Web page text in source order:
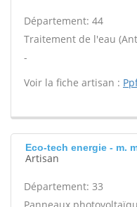
Département: 44
Traitement de l'eau
-
Voir la fiche artisan :
Eco-tech energie - m.
Artisan
Département: 33